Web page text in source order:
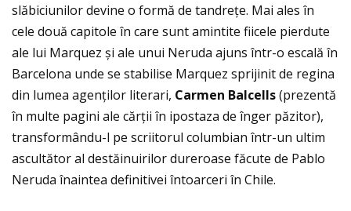
slăbiciunilor devine o formă de tandreţe. Mai ales în
cele două capitole în care sunt amintite fiicele pierdute
ale lui Marquez și ale unui Neruda ajuns într-o escală în
Barcelona unde se stabilise Marquez sprijinit de regina
din lumea agenţilor literari, Carmen Balcells(prezentă
în multe pagini ale cărţii în ipostaza de înger păzitor),
transformându-l pe scriitorul columbian într-un ultim
ascultător al destăinuirilor dureroase făcute de Pablo
Neruda înaintea definitivei întoarceri în Chile.